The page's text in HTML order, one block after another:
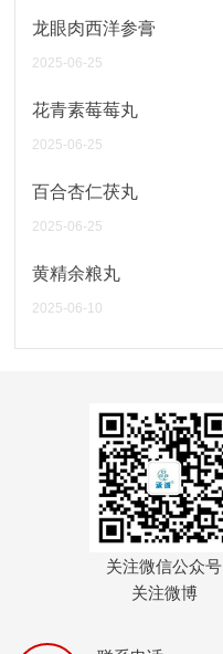
龙眼肉西洋参膏
2025-06-25
花青素莓莓丸
2025-06-25
百合杏仁茯丸
2025-06-25
黄精余粮丸
2025-06-10
关注微信公众号
关注微博